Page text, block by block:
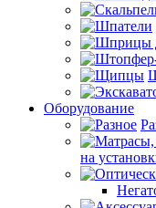
Оборудование
на